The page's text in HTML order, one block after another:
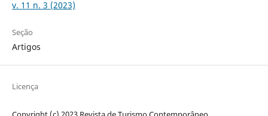
v. 11 n. 3 (2023)
Seção
Artigos
Licença